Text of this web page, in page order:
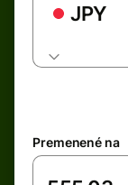
JPY
Premenené na